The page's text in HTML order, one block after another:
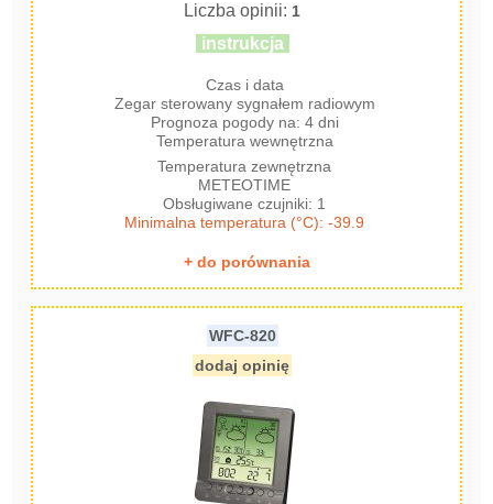
Liczba opinii: 1
instrukcja
Czas i data
Zegar sterowany sygnałem radiowym
Prognoza pogody na: 4 dni
Temperatura wewnętrzna
Temperatura zewnętrzna
METEOTIME
Obsługiwane czujniki: 1
Minimalna temperatura (°C): -39.9
+ do porównania
WFC-820
dodaj opinię